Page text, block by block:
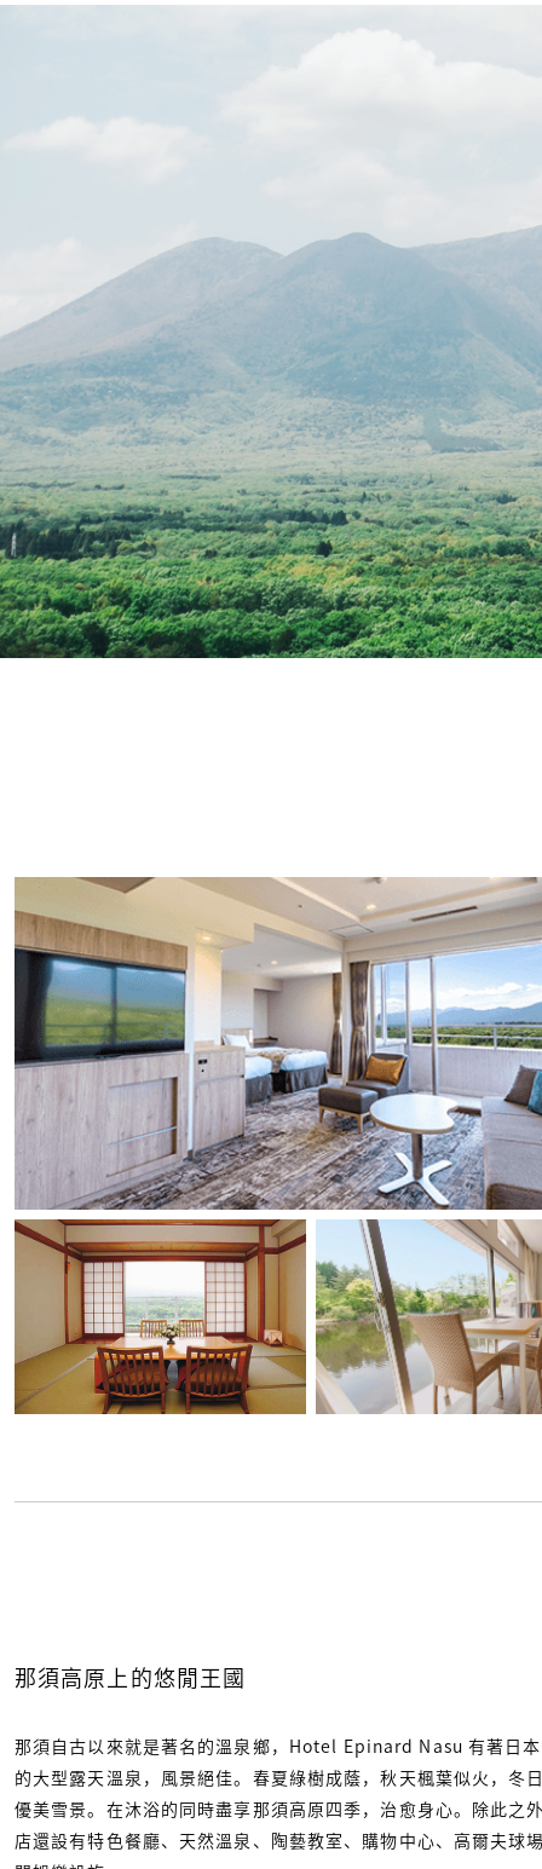
那須高原上的悠閒王國
那須自古以來就是著名的溫泉鄉，Hotel Epinard Nasu 有著日
的大型露天溫泉，風景絕佳。春夏綠樹成蔭，秋天楓葉似火，冬
優美雪景。在沐浴的同時盡享那須高原四季，治愈身心。除此之
店還設有特色餐廳、天然溫泉、陶藝教室、購物中心、高爾夫球